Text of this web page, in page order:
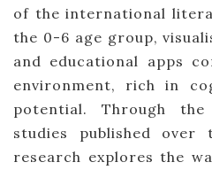
of the international
the 0-6 age group,
and educational apps
environment, rich in
potential. Through
studies published over
research explores the